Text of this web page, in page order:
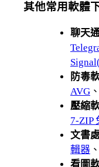
其他常用軟體
聊天
防毒
AVG 、
壓縮
7-ZIP
文書
輯器 、
看圖